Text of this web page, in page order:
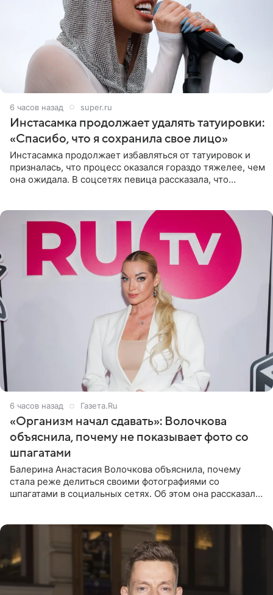
6 часов назад super.ru
Инстасамка продолжает удалять татуировки:
«Спасибо, что я сохранила свое лицо»
Инстасамка продолжает избавляться от татуировок и
призналась, что процесс оказался гораздо тяжелее, чем
она ожидала. В соцсетях певица рассказала, что
6 часов назад Газета.Ru
«Организм начал сдавать»: Волочкова
объяснила, почему не показывает фото со
шпагатами
Балерина Анастасия Волочкова объяснила, почему
стала реже делиться своими фотографиями со
шпагатами в социальных сетях. Об этом она рассказала